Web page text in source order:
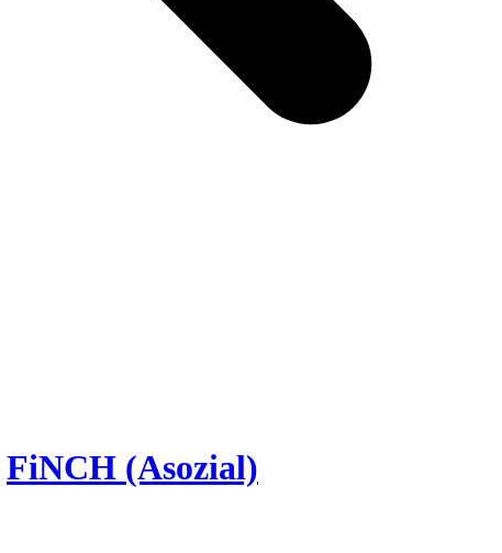
FiNCH (Asozial)